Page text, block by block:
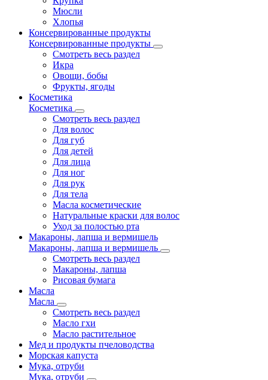
Мюсли
Хлопья
Консервированные продукты
Консервированные продукты
Смотреть весь раздел
Икра
Овощи, бобы
Фрукты, ягоды
Косметика
Косметика
Смотреть весь раздел
Для волос
Для губ
Для детей
Для лица
Для ног
Для рук
Для тела
Масла косметические
Натуральные краски для волос
Уход за полостью рта
Макароны, лапша и вермишель
Макароны, лапша и вермишель
Смотреть весь раздел
Макароны, лапша
Рисовая бумага
Масла
Масла
Смотреть весь раздел
Масло гхи
Масло растительное
Мед и продукты пчеловодства
Морская капуста
Мука, отруби
Мука, отруби